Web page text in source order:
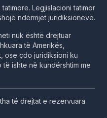
Legjislacioni tatimor
ndërmjet juridiksioneve.
nuk është drejtuar
të Amerikës,
ose çdo juridiksioni ku
ishte në kundërshtim me
të drejtat e rezervuara.